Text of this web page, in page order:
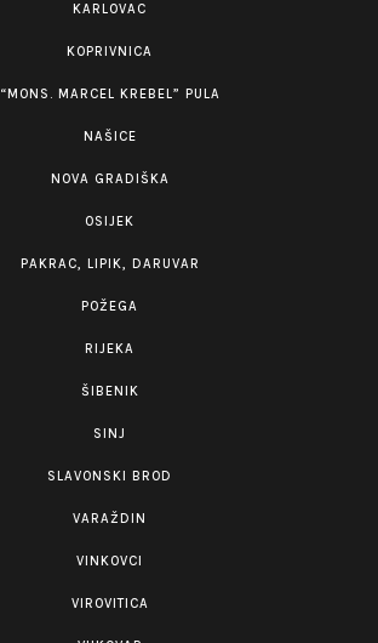
KARLOVAC
KOPRIVNICA
“MONS. MARCEL KREBEL” PULA
NAŠICE
NOVA GRADIŠKA
OSIJEK
PAKRAC, LIPIK, DARUVAR
POŽEGA
RIJEKA
ŠIBENIK
SINJ
SLAVONSKI BROD
VARAŽDIN
VINKOVCI
VIROVITICA